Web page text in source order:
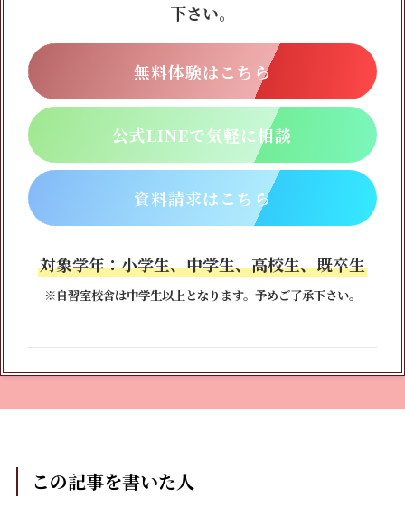
下さい。
無料体験はこちら
公式LINEで気軽に相談
資料請求はこちら
対象学年：小学生、中学生、高校生、既卒生
※自習室校舎は中学生以上となります。予めご了承下さい。
この記事を書いた人